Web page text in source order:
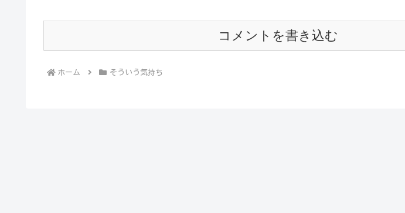
コメントを書き込む
ホーム そういう気持ち